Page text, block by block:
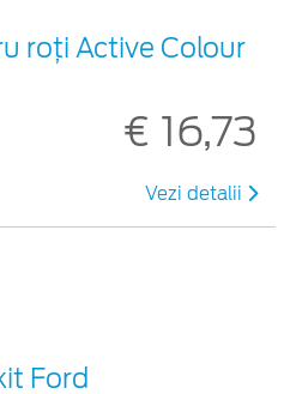
roți Active Colour
€ 16,73
Vezi detalii
Ford